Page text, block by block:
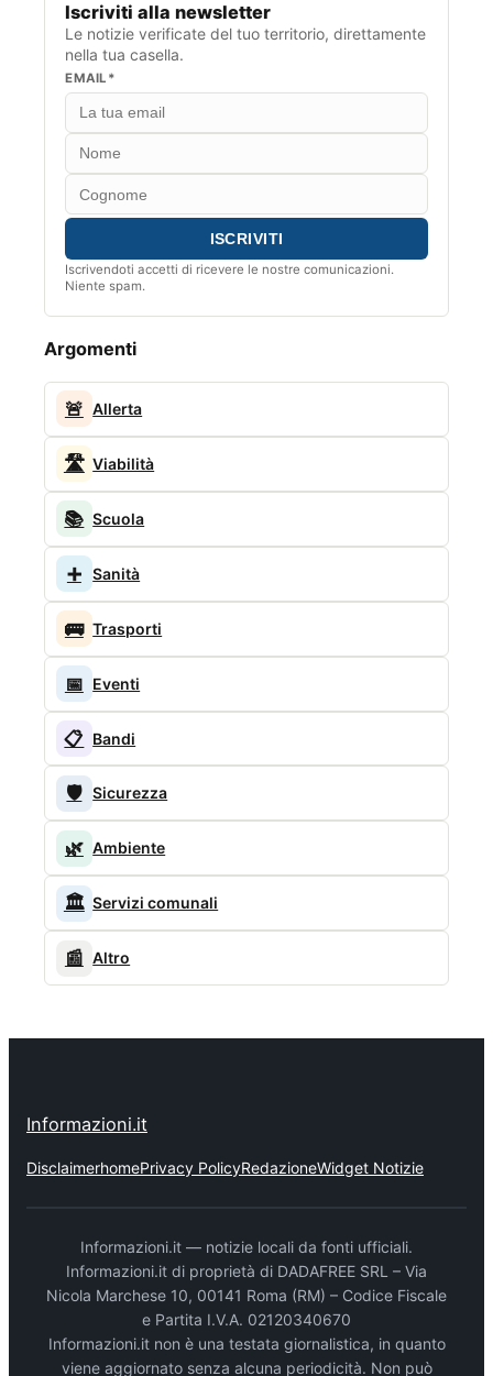
Iscriviti alla newsletter
Le notizie verificate del tuo territorio, direttamente
nella tua casella.
EMAIL*
Iscrivendoti accetti di ricevere le nostre comunicazioni.
Niente spam.
Argomenti
🚨 Allerta
🛣️ Viabilità
📚 Scuola
➕ Sanità
🚌 Trasporti
📅 Eventi
📋 Bandi
🛡️ Sicurezza
🌿 Ambiente
🏛️ Servizi comunali
📰 Altro
Informazioni.it
DisclaimerhomePrivacy PolicyRedazioneWidget Notizie
Informazioni.it — notizie locali da fonti ufficiali.
Informazioni.it di proprietà di DADAFREE SRL – Via
Nicola Marchese 10, 00141 Roma (RM) – Codice Fiscale
e Partita I.V.A. 02120340670
Informazioni.it non è una testata giornalistica, in quanto
viene aggiornato senza alcuna periodicità. Non può